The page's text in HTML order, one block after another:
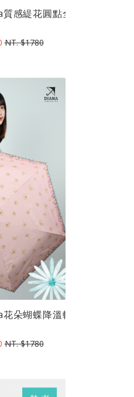
晴雨...
質感緹花圓點全遮光自動傘
NT. $1780
花朵蝴蝶降溫輕量自動折傘
NT. $1780